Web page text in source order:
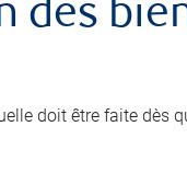
des
doit être faite dès